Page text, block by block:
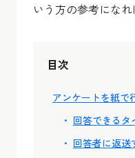
いう方の参考になれ
目次
アンケートを紙で
回答できるタ
回答者に返送